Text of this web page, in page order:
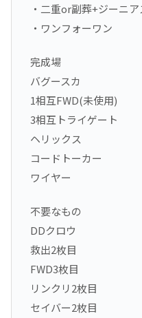
・二重or副葬+ジーニア
・ワンフォーワン
完成場
バグースカ
1相互FWD(未使用)
3相互トライゲート
ヘリックス
コードトーカー
ワイヤー
不要なもの
DDクロウ
救出2枚目
FWD3枚目
リンクリ2枚目
セイバー2枚目